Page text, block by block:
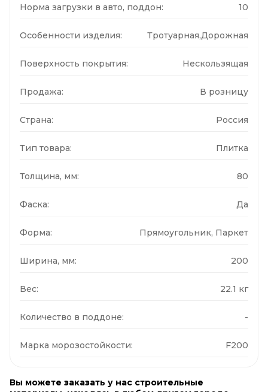
Норма загрузки в авто, поддон: 10
Особенности изделия: Тротуарная,Дорожная
Поверхность покрытия: Нескользящая
Продажа: В розницу
Страна: Россия
Тип товара: Плитка
Толщина, мм: 80
Фаска: Да
Форма: Прямоугольник, Паркет
Ширина, мм: 200
Вес: 22.1 кг
Количество в поддоне: -
Марка морозостойкости: F200
Вы можете заказать у нас строительные